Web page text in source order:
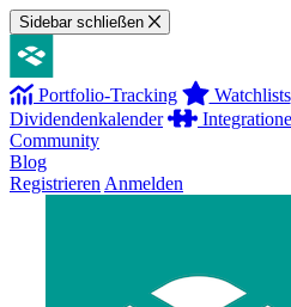
Sidebar schließen
Portfolio-Tracking Watchlists
Dividendenkalender
Community
Blog
Registrieren Anmelden